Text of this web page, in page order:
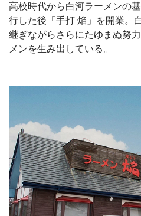
高校時代から白河ラーメンの
行した後「手打 焔」を開業。
継ぎながらさらにたゆまぬ努
メンを生み出している。